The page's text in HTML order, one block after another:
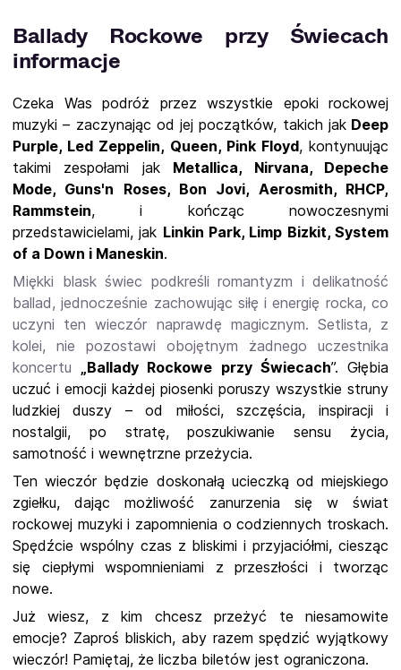
Ballady Rockowe przy Świecach
informacje
Czeka Was podróż przez wszystkie epoki rockowej
muzyki – zaczynając od jej początków, takich jakDeep
Purple, Led Zeppelin, Queen, Pink Floyd, kontynuując
takimi zespołami jak Metallica, Nirvana, Depeche
Mode, Guns'n Roses, Bon Jovi, Aerosmith, RHCP,
Rammstein, i kończąc nowoczesnymi
przedstawicielami, jak Linkin Park, Limp Bizkit, System
of a Down i Maneskin.
Miękki blask świec podkreśli romantyzm i delikatność
ballad, jednocześnie zachowując siłę i energię rocka, co
uczyni ten wieczór naprawdę magicznym. Setlista, z
kolei, nie pozostawi obojętnym żadnego uczestnika
koncertu
„Ballady Rockowe przy Świecach”. Głębia
uczuć i emocji każdej piosenki poruszy wszystkie struny
ludzkiej duszy – od miłości, szczęścia, inspiracji i
nostalgii, po stratę, poszukiwanie sensu życia,
samotność i wewnętrzne przeżycia.
Ten wieczór będzie doskonałą ucieczką od miejskiego
zgiełku, dając możliwość zanurzenia się w świat
rockowej muzyki i zapomnienia o codziennych troskach.
Spędźcie wspólny czas z bliskimi i przyjaciółmi, ciesząc
się ciepłymi wspomnieniami z przeszłości i tworząc
nowe.
Już wiesz, z kim chcesz przeżyć te niesamowite
emocje? Zaproś bliskich, aby razem spędzić wyjątkowy
wieczór! Pamiętaj, że liczba biletów jest ograniczona.